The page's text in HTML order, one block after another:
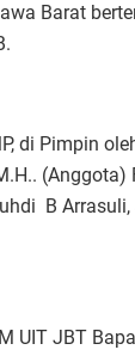
Barat
di Pimpin
B
UIT JBT